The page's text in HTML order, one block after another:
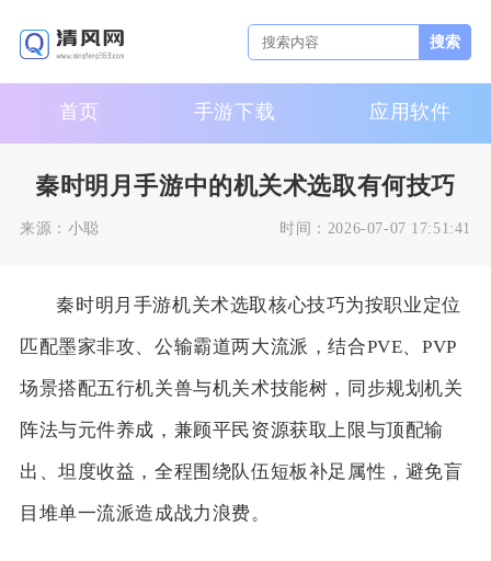
搜索
首页 手游下载 应用软件
秦时明月手游中的机关术选取有何技巧
来源： 小聪 时间： 2026-07-07 17:51:41
秦时明月手游机关术选取核心技巧为按职业定位
匹配墨家非攻、公输霸道两大流派，结合PVE、PVP
场景搭配五行机关兽与机关术技能树，同步规划机关
阵法与元件养成，兼顾平民资源获取上限与顶配输
出、坦度收益，全程围绕队伍短板补足属性，避免盲
目堆单一流派造成战力浪费。